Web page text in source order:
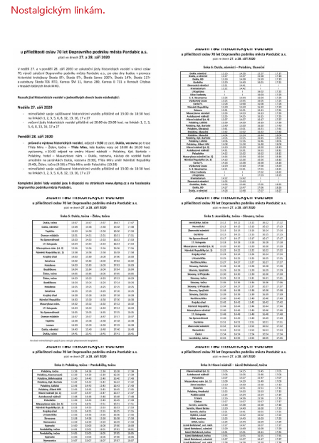
Nostalgickým linkám.